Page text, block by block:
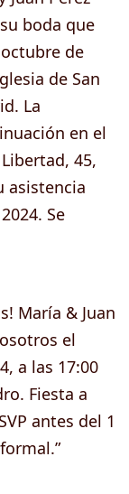
boda que
de
de San
La
en el
45,
asistencia
Se
María & Juan
el
a las 17:00
Fiesta a
antes del 1